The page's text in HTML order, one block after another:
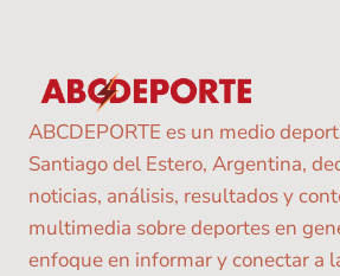
ABCDEPORTE es un medio
Santiago del Estero, Argentina,
noticias, análisis, resultados y
multimedia sobre deportes en
enfoque en informar y conectar a